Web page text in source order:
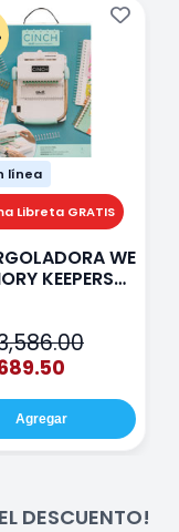
línea
Libreta GRATIS
WE
KEEPERS
Agregar
DESCUENTO!